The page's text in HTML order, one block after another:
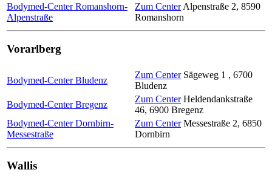
Bodymed-Center Romanshorn-
Alpenstraße
Zum Center Alpenstraße 2, 8590
Romanshorn
Vorarlberg
Bodymed-Center Bludenz
Zum Center Sägeweg 1 , 6700
Bludenz
Bodymed-Center Bregenz
Zum Center Heldendankstraße
46, 6900 Bregenz
Bodymed-Center Dornbirn-
Messestraße
Zum Center Messestraße 2, 6850
Dornbirn
Wallis